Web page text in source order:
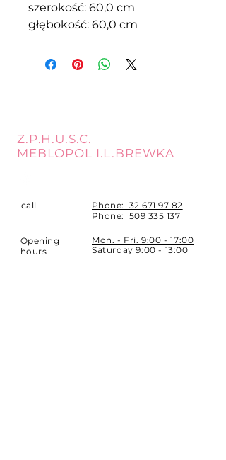
szerokość: 60,0 cm
głębokość: 60,0 cm
Z.P.H.U.S.C.
MEBLOPOL I.L.BREWKA
call Phone: 32 671 97 82
Phone: 509 335 137
Opening
hours
Mon. - Fri. 9:00 - 17:00
Saturday 9:00 - 13:00